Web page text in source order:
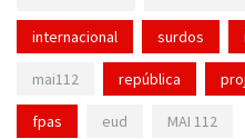
internacional surdos
mai112 república
fpas eud MAI 112